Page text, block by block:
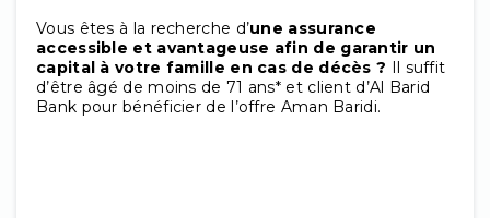
Vous êtes à la recherche d’une assurance
accessible et avantageuse afin de garantir un
capital à votre famille en cas de décès ?
Il suffit
d’être âgé de moins de 71 ans* et client d’Al Barid
Bank pour bénéficier de l’offre Aman Baridi.